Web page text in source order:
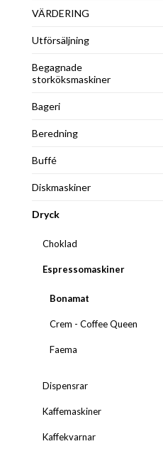
VÄRDERING
Utförsäljning
Begagnade
storköksmaskiner
Bageri
Beredning
Buffé
Diskmaskiner
Dryck
Choklad
Espressomaskiner
Bonamat
Crem - Coffee Queen
Faema
Dispensrar
Kaffemaskiner
Kaffekvarnar